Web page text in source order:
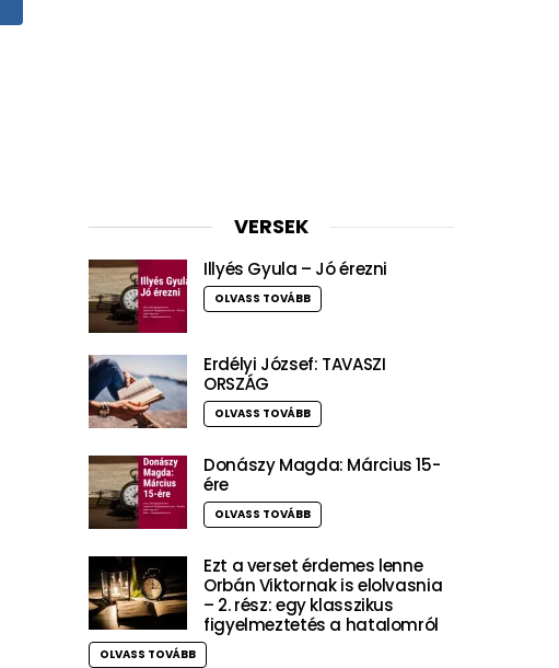
VERSEK
Illyés Gyula – Jó érezni
OLVASS TOVÁBB
Erdélyi József: TAVASZI
ORSZÁG
OLVASS TOVÁBB
Donászy Magda: Március 15-
ére
OLVASS TOVÁBB
Ezt a verset érdemes lenne
Orbán Viktornak is elolvasnia
– 2. rész: egy klasszikus
figyelmeztetés a hatalomról
OLVASS TOVÁBB